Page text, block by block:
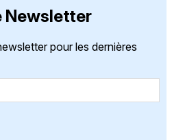
Newsletter
pour les dernières